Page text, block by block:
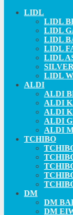
LIDL
LIDL
LIDL
LIDL
LIDL
LIDL
LIDL
ALDI
ALDI
ALDI
ALDI
ALDI
ALDI
TCHIBO
DM
DM
DM